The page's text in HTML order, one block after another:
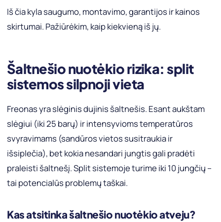
Iš čia kyla saugumo, montavimo, garantijos ir kainos
skirtumai. Pažiūrėkim, kaip kiekvieną iš jų.
Šaltnešio nuotėkio rizika: split
sistemos silpnoji vieta
Freonas yra slėginis dujinis šaltnešis. Esant aukštam
slėgiui (iki 25 barų) ir intensyvioms temperatūros
svyravimams (sandūros vietos susitraukia ir
išsiplečia), bet kokia nesandari jungtis gali pradėti
praleisti šaltnešį. Split sistemoje turime iki 10 jungčių –
tai potencialūs problemų taškai.
Kas atsitinka šaltnešio nuotėkio atveju?